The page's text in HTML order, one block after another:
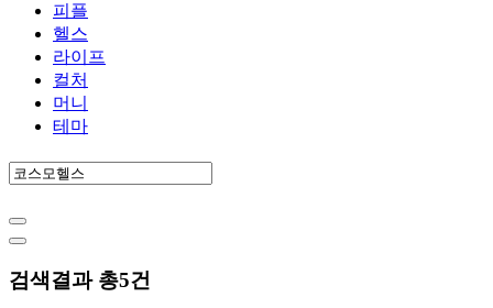
피플
헬스
라이프
컬처
머니
테마
검색결과 총5건